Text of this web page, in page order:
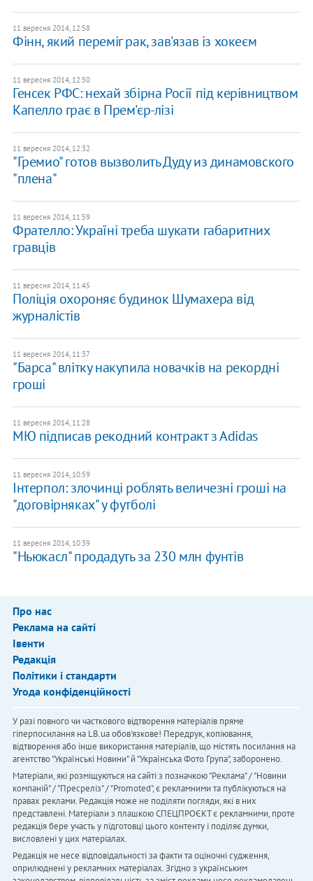
11 вересня 2014, 12:58
Фінн, який переміг рак, зав'язав із хокеєм
11 вересня 2014, 12:50
Генсек РФС: нехай збірна Росії під керівництвом
Капелло грає в Прем'єр-лізі
11 вересня 2014, 12:32
"Гремио" готов вызволить Дуду из динамовского
"плена"
11 вересня 2014, 11:59
Фрателло: Україні треба шукати габаритних
гравців
11 вересня 2014, 11:45
Поліція охороняє будинок Шумахера від
журналістів
11 вересня 2014, 11:37
"Барса" влітку накупила новачків на рекордні
гроші
11 вересня 2014, 11:28
МЮ підписав рекодний контракт з Аdidas
11 вересня 2014, 10:59
Інтерпол: злочинці роблять величезні гроші на
"договірняках" у футболі
11 вересня 2014, 10:39
"Ньюкасл" продадуть за 230 млн фунтів
Про нас
Реклама на сайті
Івенти
Редакція
Політики і стандарти
Угода конфіденційності
У разі повного чи часткового відтворення матеріалів пряме
гіперпосилання на LB.ua обов'язкове! Передрук, копіювання,
відтворення або інше використання матеріалів, що містять посилання на
агентство "Українськi Новини" й "Українська Фото Група", заборонено.
Матеріали, які розміщуються на сайті з позначкою "Реклама" / "Новини
компаній" / "Пресреліз" / "Promoted", є рекламними та публікуються на
правах реклами. Редакція може не поділяти погляди, які в них
представлені. Матеріали з плашкою СПЕЦПРОЄКТ є рекламними, проте
редакція бере участь у підготовці цього контенту і поділяє думки,
висловлені у цих матеріалах.
Редакція не несе відповідальності за факти та оціночні судження,
оприлюднені у рекламних матеріалах. Згідно з українським